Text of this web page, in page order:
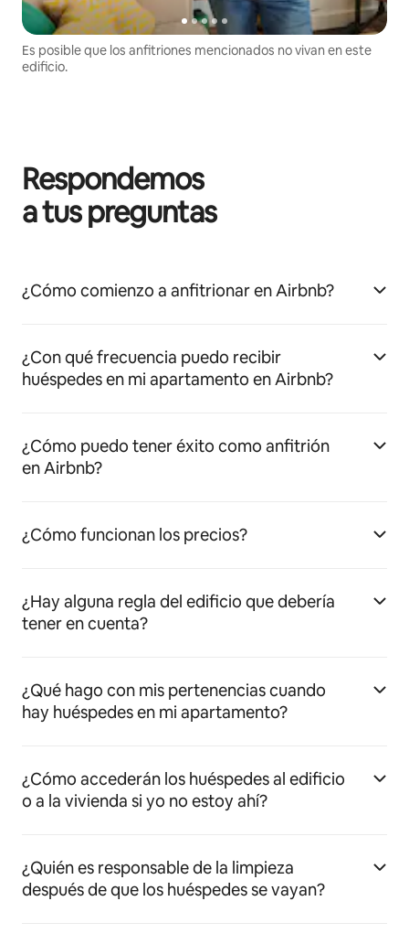
Es posible que los anfitriones mencionados no vivan en este
edificio.
Respondemos
a tus preguntas
¿Cómo comienzo a anfitrionar en Airbnb?
¿Con qué frecuencia puedo recibir
huéspedes en mi apartamento en Airbnb?
¿Cómo puedo tener éxito como anfitrión
en Airbnb?
¿Cómo funcionan los precios?
¿Hay alguna regla del edificio que debería
tener en cuenta?
¿Qué hago con mis pertenencias cuando
hay huéspedes en mi apartamento?
¿Cómo accederán los huéspedes al edificio
o a la vivienda si yo no estoy ahí?
¿Quién es responsable de la limpieza
después de que los huéspedes se vayan?